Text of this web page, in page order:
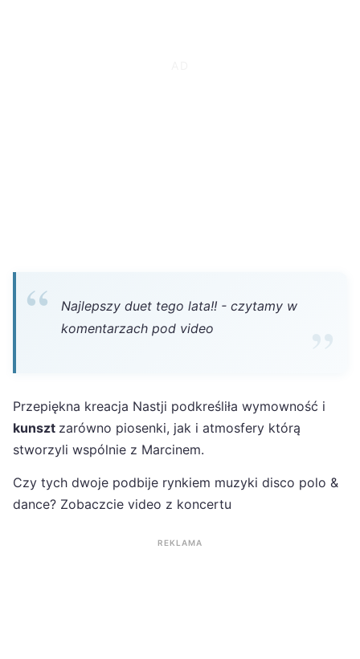
Najlepszy duet tego lata!! - czytamy w
komentarzach pod video
Przepiękna kreacja Nastji podkreśliła wymowność i
kunszt zarówno piosenki, jak i atmosfery którą
stworzyli wspólnie z Marcinem.
Czy tych dwoje podbije rynkiem muzyki disco polo &
dance? Zobaczcie video z koncertu
REKLAMA